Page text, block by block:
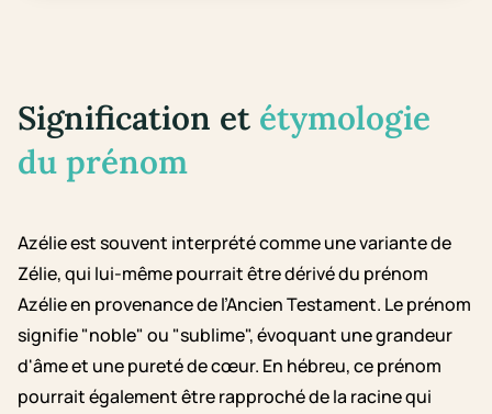
Signification et étymologie
du prénom
Azélie est souvent interprété comme une variante de
Zélie, qui lui-même pourrait être dérivé du prénom
Azélie en provenance de l’Ancien Testament. Le prénom
signifie "noble" ou "sublime", évoquant une grandeur
d'âme et une pureté de cœur. En hébreu, ce prénom
pourrait également être rapproché de la racine qui